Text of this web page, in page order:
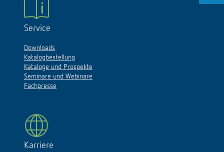
Service
Downloads
Katalogbestellung
Kataloge und Prospekte
Seminare und Webinare
Fachpresse
Karriere